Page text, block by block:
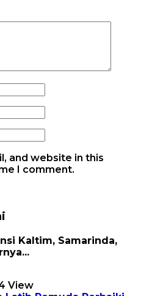
and website in this
I comment.
Kaltim, Samarinda,
View